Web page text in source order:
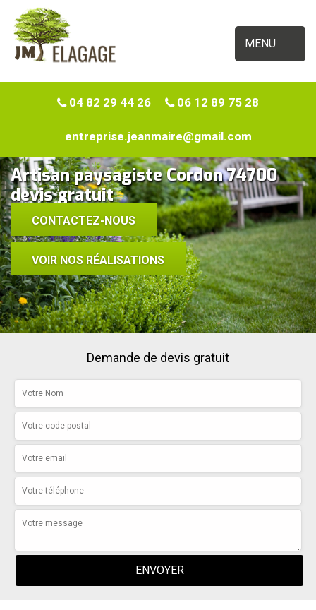
MENU
04 82 29 44 26 06 12 89 75 28
entreprise.jeanmaire@gmail.com
Artisan paysagiste Cordon 74700
devis gratuit
CONTACTEZ-NOUS
VOIR NOS RÉALISATIONS
Demande de devis gratuit